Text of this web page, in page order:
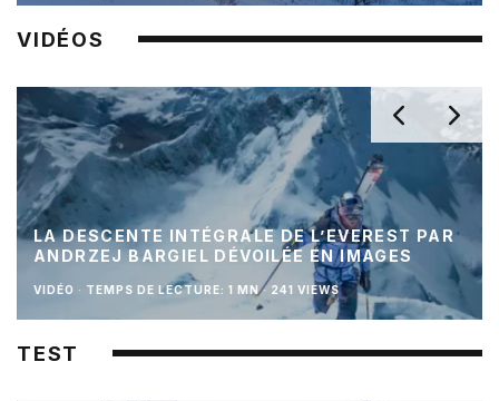
VIDÉOS
LA DESCENTE INTÉGRALE DE L’EVEREST PAR
ANDRZEJ BARGIEL DÉVOILÉE EN IMAGES
VIDÉO · TEMPS DE LECTURE: 1 MN · 241 VIEWS
TEST